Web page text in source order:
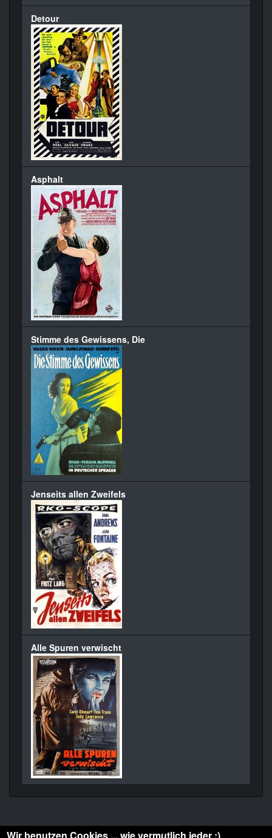
Detour
Asphalt
Stimme des Gewissens, Die
Jenseits allen Zweifels
Alle Spuren verwischt